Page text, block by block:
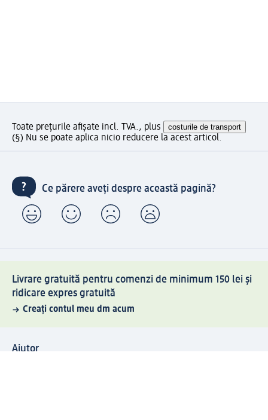
Toate prețurile afișate incl. TVA., plus costurile de transport
(§) Nu se poate aplica nicio reducere la acest articol.
Ce părere aveți despre această pagină?
Livrare gratuită pentru comenzi de minimum 150 lei și
ridicare expres gratuită
Creați contul meu dm acum
Ajutor